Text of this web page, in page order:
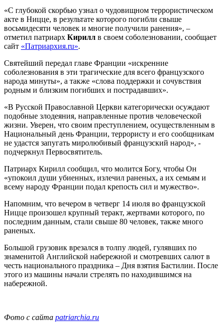
«С глубокой скорбью узнал о чудовищном террористическом
акте в Ницце, в результате которого погибли свыше
восьмидесяти человек и многие получили ранения», –
отметил патриарх Кирилл в своем соболезновании, сообщает
сайт «Патриархия.ru».
Святейший передал главе Франции «искренние
соболезнования в эти трагические для всего французского
народа минуты», а также «слова поддержки и сочувствия
родным и близким погибших и пострадавших».
«В Русской Православной Церкви категорически осуждают
подобные злодеяния, направленные против человеческой
жизни. Уверен, что своим преступлением, осуществленным в
Национальный день Франции, террористу и его сообщникам
не удастся запугать миролюбивый французский народ», -
подчеркнул Первосвятитель.
Патриарх Кирилл сообщил, что молится Богу, чтобы Он
«упокоил души убиенных, излечил раненых, а их семьям и
всему народу Франции подал крепость сил и мужество».
Напомним, что вечером в четверг 14 июля во французской
Ницце произошел крупный теракт, жертвами которого, по
последним данным, стали свыше 80 человек, также много
раненых.
Большой грузовик врезался в толпу людей, гулявших по
знаменитой Английской набережной и смотревших салют в
честь национального праздника – Дня взятия Бастилии. После
этого из машины начали стрелять по находившимся на
набережной.
Фото с сайта patriarchia.ru